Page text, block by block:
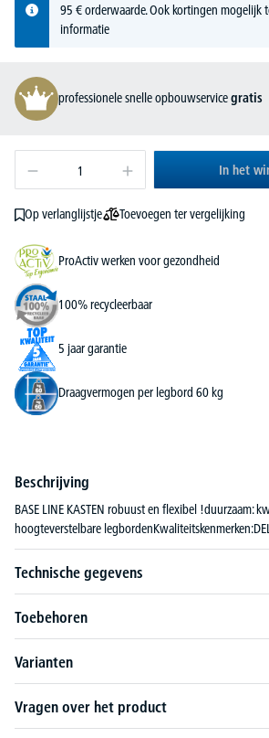
95 € orderwaarde. Ook kortingen mogelijk
informatie
professionele snelle opbouwservicegratis
In het
Op verlanglijstje Toevoegen ter vergelijking
ProActiv werken voor gezondheid
100% recycleerbaar
5 jaar garantie
Draagvermogen per legbord 60 kg
Beschrijving
BASE LINE KASTEN robuust en flexibel !duurzaam:
hoogteverstelbare
Technische gegevens
Toebehoren
Varianten
Vragen over het product